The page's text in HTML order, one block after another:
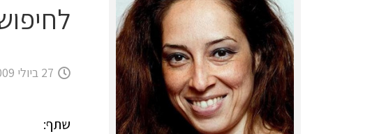
27 ביולי 2009
שתף: